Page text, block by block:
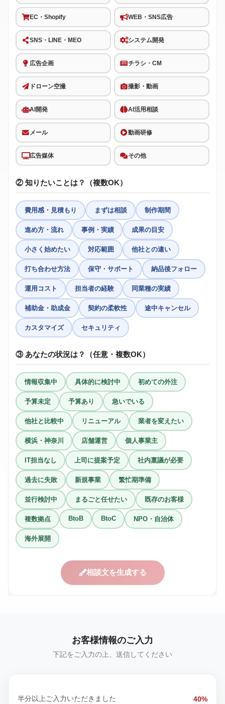
EC・Shopify WEB・SNS広告
SNS・LINE・MEO システム開発
広告企画 チラシ・CM
ドローン空撮 撮影・動画
AI開発 AI活用相談
メール 動画研修
広告媒体 その他
② 知りたいことは？（複数OK）
費用感・見積もり まずは相談 制作期間
進め方・流れ 事例・実績 成果の目安
小さく始めたい 対応範囲 他社との違い
打ち合わせ方法 保守・サポート 納品後フォロー
運用コスト 担当者の経験 同業種の実績
補助金・助成金 契約の柔軟性 途中キャンセル
カスタマイズ セキュリティ
③ あなたの状況は？（任意・複数OK）
情報収集中 具体的に検討中 初めての外注
予算未定 予算あり 急いでいる
他社と比較中 リニューアル 業者を変えたい
横浜・神奈川 店舗運営 個人事業主
IT担当なし 上司に提案予定 社内稟議が必要
過去に失敗 新規事業 繁忙期準備
並行検討中 まるごと任せたい 既存のお客様
複数拠点 BtoB BtoC NPO・自治体
海外展開
相談文を生成する
お客様情報のご入力
下記をご入力の上、送信してください
半分以上ご入力いただきました 40%